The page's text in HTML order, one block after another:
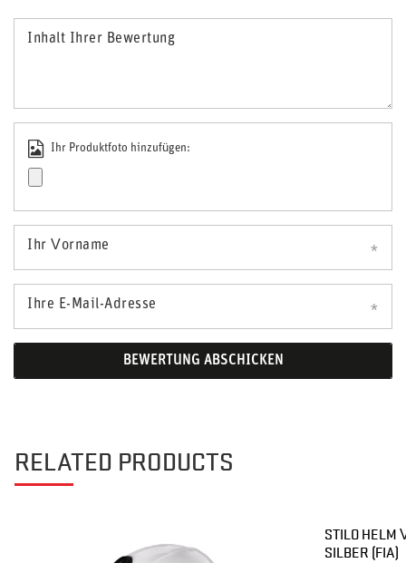
Inhalt Ihrer Bewertung
Ihr Produktfoto hinzufügen:
Ihr Vorname
Ihre E-Mail-Adresse
BEWERTUNG ABSCHICKEN
RELATED PRODUCTS
STILO HELM
SILBER (FIA)